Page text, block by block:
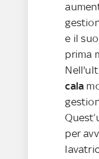
e il
prima
cala
per